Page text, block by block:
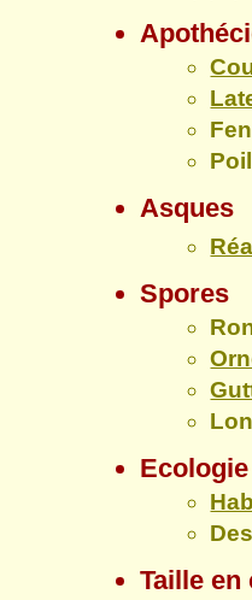
Asques
Spores
Ecologie
Taille en